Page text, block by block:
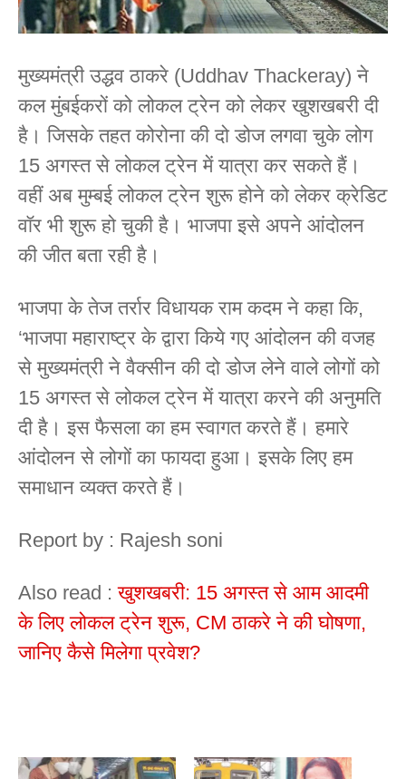
मुख्यमंत्री उद्धव ठाकरे (Uddhav Thackeray) ने
कल मुंबईकरों को लोकल ट्रेन को लेकर खुशखबरी दी
है। जिसके तहत कोरोना की दो डोज लगवा चुके लोग
15 अगस्त से लोकल ट्रेन में यात्रा कर सकते हैं।
वहीं अब मुम्बई लोकल ट्रेन शुरू होने को लेकर क्रेडिट
वॉर भी शुरू हो चुकी है। भाजपा इसे अपने आंदोलन
की जीत बता रही है।
भाजपा के तेज तर्रार विधायक राम कदम ने कहा कि,
‘भाजपा महाराष्ट्र के द्वारा किये गए आंदोलन की वजह
से मुख्यमंत्री ने वैक्सीन की दो डोज लेने वाले लोगों को
15 अगस्त से लोकल ट्रेन में यात्रा करने की अनुमति
दी है। इस फैसला का हम स्वागत करते हैं। हमारे
आंदोलन से लोगों का फायदा हुआ। इसके लिए हम
समाधान व्यक्त करते हैं।
Report by : Rajesh soni
Also read :खुशखबरी: 15 अगस्त से आम आदमी
के लिए लोकल ट्रेन शुरू, CM ठाकरे ने की घोषणा,
जानिए कैसे मिलेगा प्रवेश?